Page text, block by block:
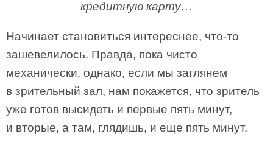
кредитную карту…
Начинает становиться интереснее, что-то
зашевелилось. Правда, пока чисто
механически, однако, если мы заглянем
в зрительный зал, нам покажется, что зритель
уже готов высидеть и первые пять минут,
и вторые, а там, глядишь, и еще пять минут.